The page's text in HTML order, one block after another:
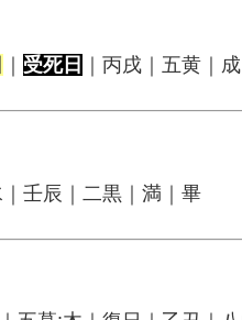
受死日 ｜丙戌｜五黄｜
｜壬辰｜二黒｜満｜畢